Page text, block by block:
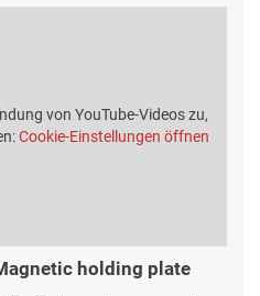
von YouTube-Videos zu,
Cookie-Einstellungen öffnen
holding plate